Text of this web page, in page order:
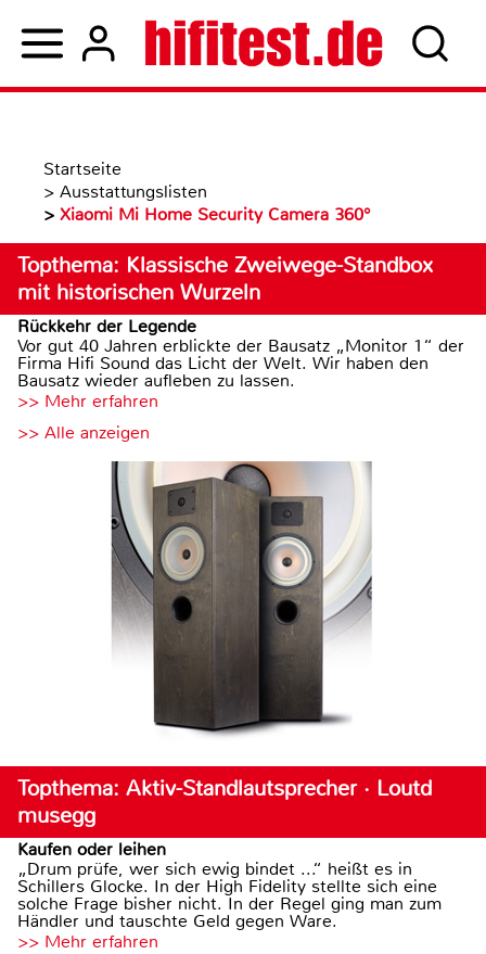
Startseite
> Ausstattungslisten
> Xiaomi Mi Home Security Camera 360°
Topthema: Klassische Zweiwege-Standbox
mit historischen Wurzeln
Rückkehr der Legende
Vor gut 40 Jahren erblickte der Bausatz „Monitor 1“ der
Firma Hifi Sound das Licht der Welt. Wir haben den
Bausatz wieder aufleben zu lassen.
>> Mehr erfahren
>> Alle anzeigen
Topthema: Aktiv-Standlautsprecher · Loutd
musegg
Kaufen oder leihen
„Drum prüfe, wer sich ewig bindet ...“ heißt es in
Schillers Glocke. In der High Fidelity stellte sich eine
solche Frage bisher nicht. In der Regel ging man zum
Händler und tauschte Geld gegen Ware.
>> Mehr erfahren